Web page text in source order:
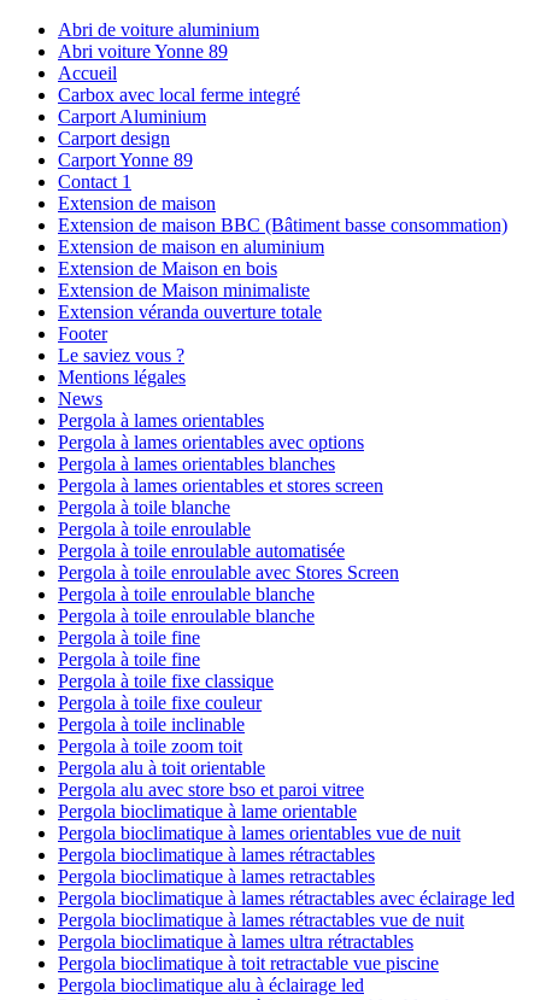
Abri de voiture aluminium
Abri voiture Yonne 89
Accueil
Carbox avec local ferme integré
Carport Aluminium
Carport design
Carport Yonne 89
Contact 1
Extension de maison
Extension de maison BBC (Bâtiment basse consommation)
Extension de maison en aluminium
Extension de Maison en bois
Extension de Maison minimaliste
Extension véranda ouverture totale
Footer
Le saviez vous ?
Mentions légales
News
Pergola à lames orientables
Pergola à lames orientables avec options
Pergola à lames orientables blanches
Pergola à lames orientables et stores screen
Pergola à toile blanche
Pergola à toile enroulable
Pergola à toile enroulable automatisée
Pergola à toile enroulable avec Stores Screen
Pergola à toile enroulable blanche
Pergola à toile enroulable blanche
Pergola à toile fine
Pergola à toile fine
Pergola à toile fixe classique
Pergola à toile fixe couleur
Pergola à toile inclinable
Pergola à toile zoom toit
Pergola alu à toit orientable
Pergola alu avec store bso et paroi vitree
Pergola bioclimatique à lame orientable
Pergola bioclimatique à lames orientables vue de nuit
Pergola bioclimatique à lames rétractables
Pergola bioclimatique à lames retractables
Pergola bioclimatique à lames rétractables avec éclairage led
Pergola bioclimatique à lames rétractables vue de nuit
Pergola bioclimatique à lames ultra rétractables
Pergola bioclimatique à toit retractable vue piscine
Pergola bioclimatique alu à éclairage led